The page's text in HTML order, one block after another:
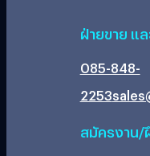
ฝ่ายขาย แ
085-848-
2253
สมัครงาน/